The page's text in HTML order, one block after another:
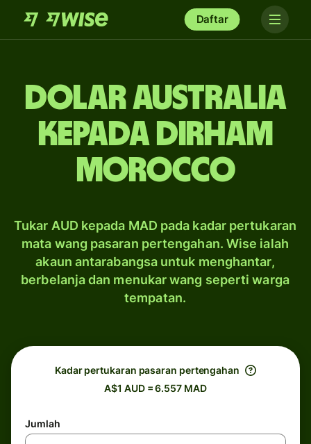
Daftar
dolar Australia
kepada dirham
Morocco
Tukar AUD kepada MAD pada kadar pertukaran
mata wang pasaran pertengahan. Wise ialah
akaun antarabangsa untuk menghantar,
berbelanja dan menukar wang seperti warga
tempatan.
Kadar pertukaran pasaran pertengahan
A$1 AUD = 6.557 MAD
Jumlah